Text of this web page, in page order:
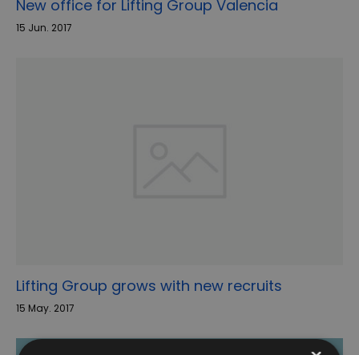
New office for Lifting Group Valencia
15 Jun. 2017
Lifting Group grows with new recruits
15 May. 2017